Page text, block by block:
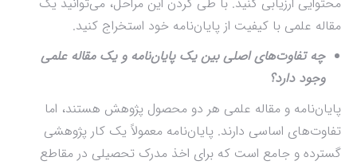
مقاله علمی با کیفیت از پایان‌نامه خود استخراج کنید.
چه تفاوت‌های اصلی بین یک پایان‌نامه و یک مقاله علمی
وجود دارد؟
پایان‌نامه و مقاله علمی هر دو محصول پژوهش هستند، اما
تفاوت‌های اساسی دارند. پایان‌نامه معمولاً یک کار پژوهشی
گسترده و جامع است که برای اخذ مدرک تحصیلی در مقاطع